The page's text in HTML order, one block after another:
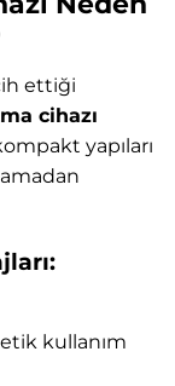
ettiği
cihazı
yapıları
kullanım